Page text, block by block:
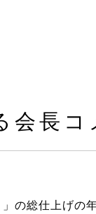
会長コ
の総仕上げの年